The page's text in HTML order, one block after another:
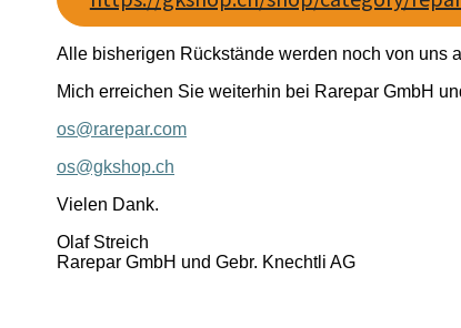
Alle bisherigen Rückstände werden noch von uns
Mich erreichen Sie weiterhin bei Rarepar GmbH
os@rarepar.com
os@gkshop.ch
Vielen Dank.
Olaf Streich
Rarepar GmbH und Gebr. Knechtli AG